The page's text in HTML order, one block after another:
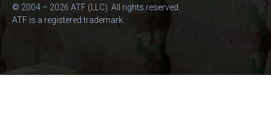
© 2004 – 2026 ATF (LLC). All rights reserved.
ATF is a registered trademark.